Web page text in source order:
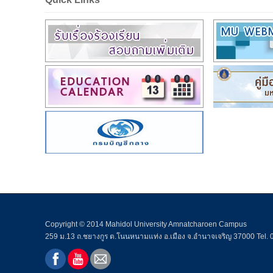
259 ม.13 ถ.ชยางกูร ต.โนนหนามแท่ง อ.เมือง จ.อำนาจเจริญ 37000 Tel.